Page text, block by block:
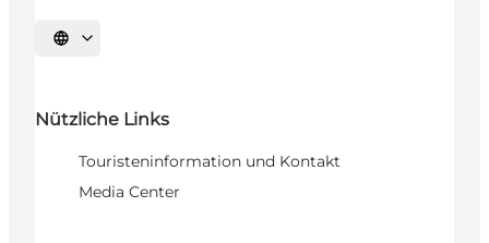
Sprache auswählen
Nützliche Links
Touristeninformation und Kontakt
Media Center